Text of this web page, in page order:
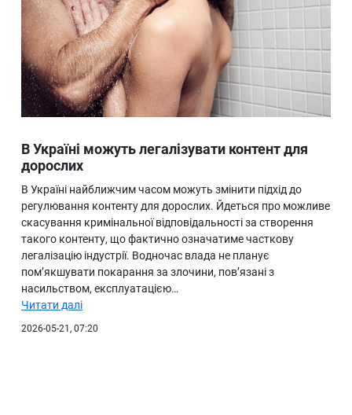
В Україні можуть легалізувати контент для
дорослих
В Україні найближчим часом можуть змінити підхід до
регулювання контенту для дорослих. Йдеться про можливе
скасування кримінальної відповідальності за створення
такого контенту, що фактично означатиме часткову
легалізацію індустрії. Водночас влада не планує
пом’якшувати покарання за злочини, пов’язані з
насильством, експлуатацією…
Читати далі
2026-05-21, 07:20